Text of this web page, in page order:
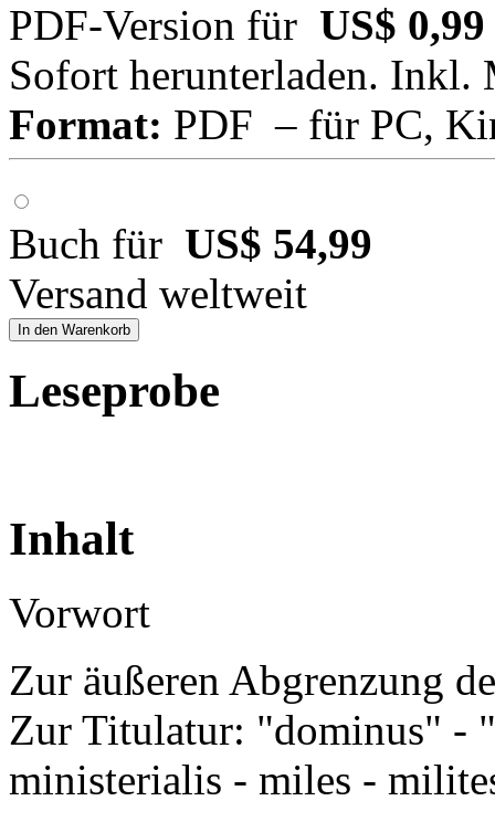
PDF-Version für US$ 0,99
Sofort herunterladen. Inkl.
Format: PDF – für PC,
Buch für US$ 54,99
Versand weltweit
In den Warenkorb
Leseprobe
Inhalt
Vorwort
Zur äußeren Abgrenzung
Zur Titulatur: "dominus" -
ministerialis - miles -